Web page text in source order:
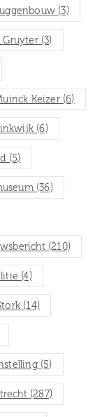
(3)
Gruyter(3)
Keizer(6)
(6)
(5)
(36)
(210)
(4)
(14)
(5)
(287)